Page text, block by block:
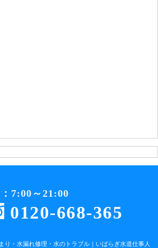
0120-668-365
7:00～21:00
り・水漏れ修理・水のトラブル｜いばらぎ水道仕事人